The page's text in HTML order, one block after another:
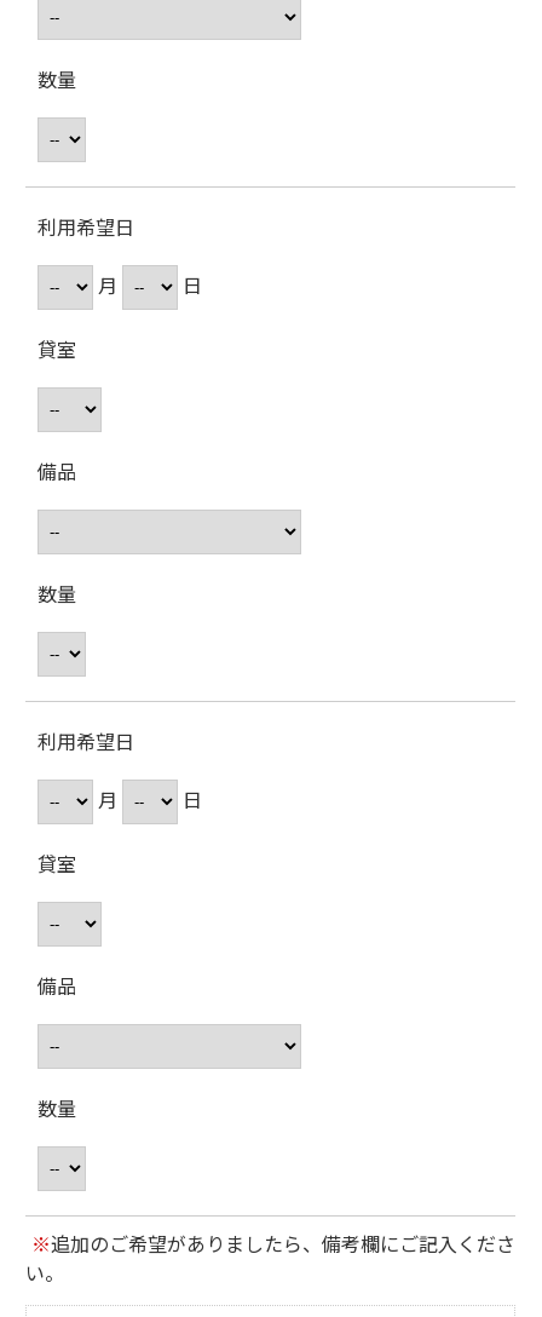
数量
利用希望日
月
日
貸室
備品
数量
利用希望日
月
日
貸室
備品
数量
※追加のご希望がありましたら、備考欄にご記入くださ
い。